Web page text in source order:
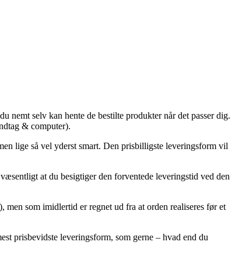
nemt selv kan hente de bestilte produkter når det passer dig.
& computer).
lige så vel yderst smart. Den prisbilligste leveringsform vil
at du besigtiger den forventede leveringstid ved den
som imidlertid er regnet ud fra at orden realiseres før et
prisbevidste leveringsform, som gerne – hvad end du